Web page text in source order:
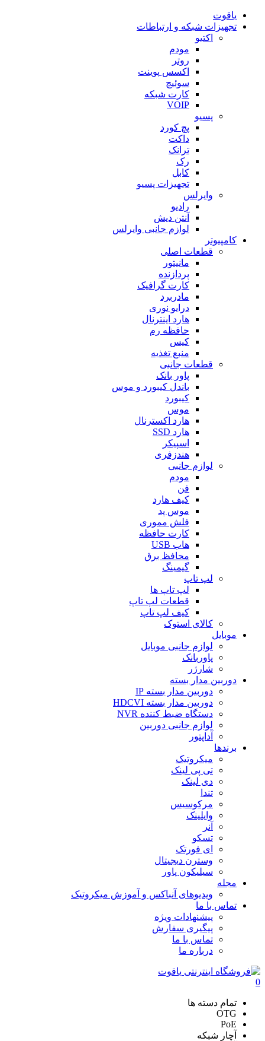
یاقوت
تجهیزات شبکه و ارتباطات
اکتیو
مودم
روتر
اکسس پوینت
سوئیچ
کارت شبکه
VOIP
پسیو
پچ کورد
داکت
ترانک
رک
کابل
تجهیزات پسیو
وایرلس
رادیو
آنتن دیش
لوازم جانبی وایرلس
کامپیوتر
قطعات اصلی
مانیتور
پردازنده
کارت گرافیک
مادربرد
درایو نوری
هارد اینترنال
حافظه رم
کیس
منبع تغذیه
قطعات جانبی
پاور بانک
باندل کیبورد و موس
کیبورد
موس
هارد اکسترنال
هارد SSD
اسپیکر
هندزفری
لوازم جانبی
مودم
فن
کیف هارد
موس پد
فلش مموری
کارت حافظه
هاب USB
محافظ برق
گیمینگ
لپ تاپ
لپ تاپ ها
قطعات لپ تاپ
کیف لپ تاپ
کالای استوک
موبایل
لوازم جانبی موبایل
پاوربانک
شارژر
دوربین مدار بسته
دوربین مدار بسته IP
دوربین مدار بسته HDCVI
دستگاه ضبط کننده NVR
لوازم جانبی دوربین
آداپتور
برندها
میکروتیک
تی پی لینک
دی لینک
تندا
مرکوسیس
وایلینک
آنر
تسکو
ای فورتک
وسترن دیجیتال
سیلیکون پاور
مجله
ویدیوهای آنباکس و آموزش میکروتیک
تماس با ما
پیشنهادات ویژه
پیگیری سفارش
تماس با ما
درباره ما
0
تمام دسته ها
OTG
PoE
آچار شبکه